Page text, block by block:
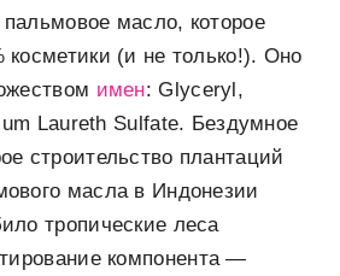
масло, которое
косметики (и не только!). Оно
имен: Glyceryl,
Laureth Sulfate. Бездумное
строительство плантаций
масла в Индонезии
тропические леса
компонента —